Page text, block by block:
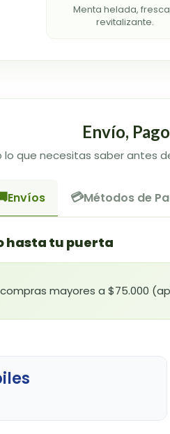
Menta helada,
revitalizante.
Envío,
lo que necesitas saber antes
Envíos 💳Métodos de
hasta tu puerta
mayores a $75.000